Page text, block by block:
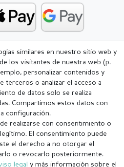
similares en nuestro sitio web y
los visitantes de nuestra web (p.
personalizar contenidos y
terceros o analizar el acceso a
de datos solo se realiza
Compartimos estos datos con
configuración.
realizarse con consentimiento o
El consentimiento puede
el derecho a no otorgar el
o revocarlo posteriormente.
legal y más información sobre el